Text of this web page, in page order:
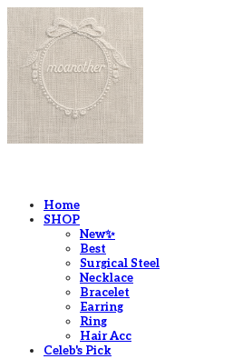
Home
SHOP
New✨
Best
Surgical Steel
Necklace
Bracelet
Earring
Ring
Hair Acc
Celeb's Pick